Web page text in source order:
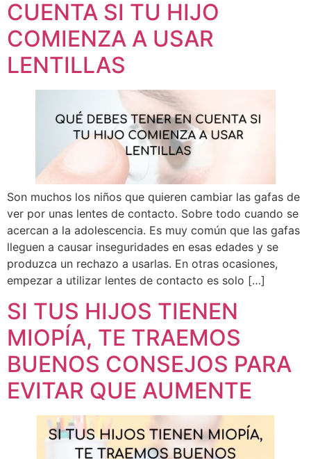
CUENTA SI TU HIJO
COMIENZA A USAR
LENTILLAS
Son muchos los niños que quieren cambiar las gafas de
ver por unas lentes de contacto. Sobre todo cuando se
acercan a la adolescencia. Es muy común que las gafas
lleguen a causar inseguridades en esas edades y se
produzca un rechazo a usarlas. En otras ocasiones,
empezar a utilizar lentes de contacto es solo […]
SI TUS HIJOS TIENEN
MIOPÍA, TE TRAEMOS
BUENOS CONSEJOS PARA
EVITAR QUE AUMENTE